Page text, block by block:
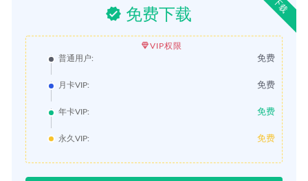
下载
免费下载
VIP权限
普通用户:
免费
月卡VIP: 免费
年卡VIP: 免费
永久VIP: 免费